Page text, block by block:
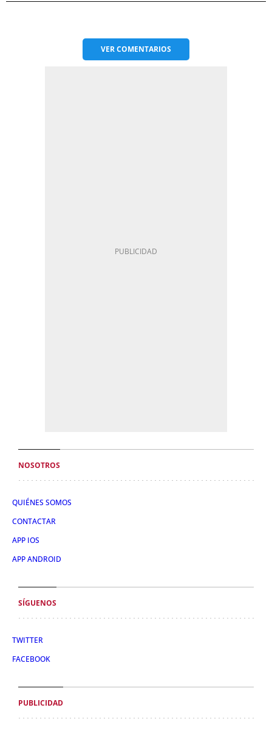
VERCOMENTARIOS
NOSOTROS
QUIÉNES SOMOS
CONTACTAR
APP IOS
APP ANDROID
SÍGUENOS
TWITTER
FACEBOOK
PUBLICIDAD